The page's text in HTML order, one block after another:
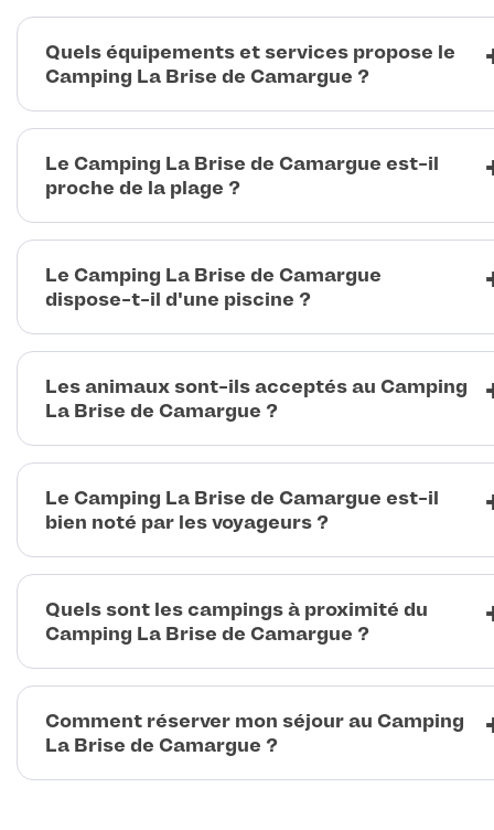
Quels équipements et services propose le
Camping La Brise de Camargue ?
Le Camping La Brise de Camargue est-il
proche de la plage ?
Le Camping La Brise de Camargue
dispose-t-il d'une piscine ?
Les animaux sont-ils acceptés au Camping
La Brise de Camargue ?
Le Camping La Brise de Camargue est-il
bien noté par les voyageurs ?
Quels sont les campings à proximité du
Camping La Brise de Camargue ?
Comment réserver mon séjour au Camping
La Brise de Camargue ?